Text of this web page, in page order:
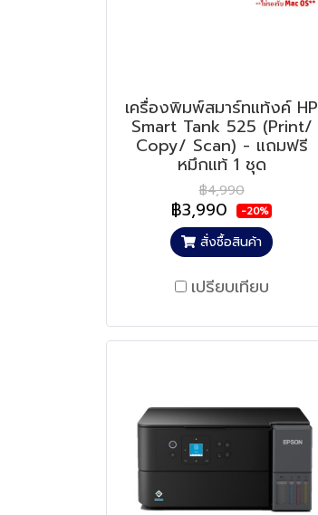
เครื่องพิมพ์สมาร์ทแท้งค์ HP
Smart Tank 525 (Print/
Copy/ Scan) - แถมฟรี
หมึกแท้ 1 ชุด
฿4,990
฿3,990 -20%
สั่งซื้อสินค้า
เปรียบเทียบ